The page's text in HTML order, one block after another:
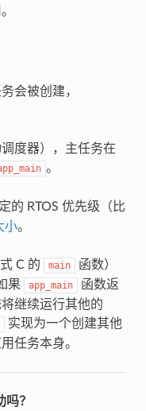
会被创建，
度器），主任务在
。
的 RTOS 优先级（比
小。
C 的 main
函数）
果 app_main
函数返
继续运行其他的
实现为一个创建其他
任务本身。
？